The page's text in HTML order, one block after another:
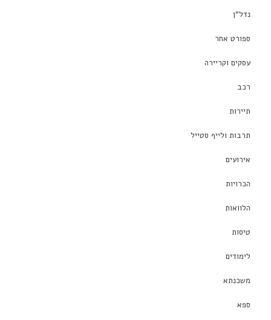
נדל"ן
ספורט אחר
עסקים וקריירה
רכב
תיירות
תרבות ולייף סטייל
אירועים
הכרויות
הלוואות
טיסות
לימודים
משכנתא
ספא